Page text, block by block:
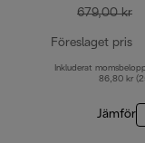
679,00 kr
Föreslaget pris
Inkluderat
86,80 kr
Jämför